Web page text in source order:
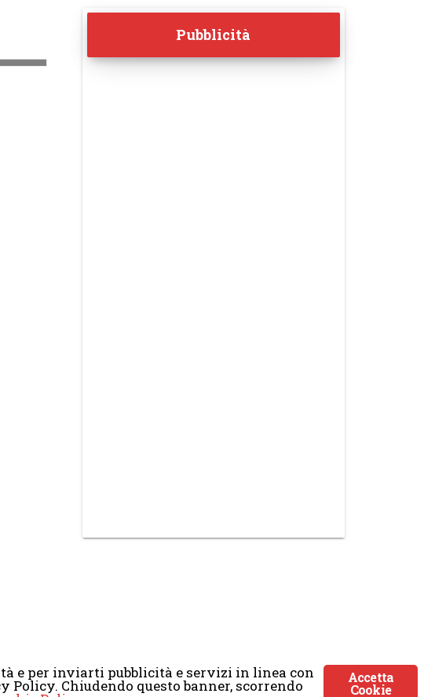
Pubblicità
daAtlanticmoon.com
Accetta
Cookie
e per inviarti pubblicità e servizi in linea con
Policy. Chiudendo questo banner, scorrendo